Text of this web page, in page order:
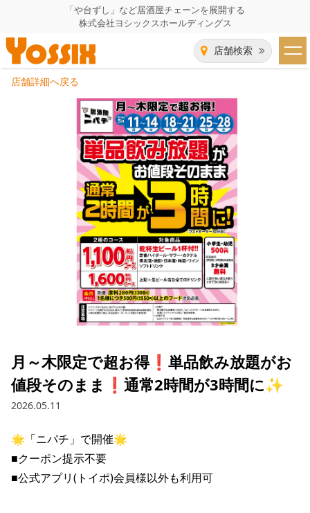
「や台ずし」など居酒屋チェーンを展開する
株式会社ヨシックスホールディングス
店舗検索
HOME
企業情報トップ
代表者あいさつ
グループ会社
会社概要
経営陣
組織図
所在地
事業一覧
飲食事業紹介
飲食事業紹介トップ
や台ずし
ニパチ
焼とりてっぱん
ひとくち餃子の頂
せんと
IR（株主・投資家）情報
IR情報トップ
会長メッセージ
コーポレートガバナンス
財務情報
業績推移
財政状況
株式情報
IRライブラリ
採用情報
採用情報トップ
パート・アルバイト
店舗物件・店舗施工管理業者の募集
お問い合わせ
お問い合わせトップ
ご意見・アンケート（ご来店の方）
このサイトについて
プライバシーポリシー
リンク集
店舗詳細へ戻る
月～木限定で超お得❗️単品飲み放題がお
値段そのまま❗️通常2時間が3時間に✨
2026.05.11
🌟「ニパチ」で開催🌟
■クーポン提示不要
■公式アプリ(トイポ)会員様以外も利用可